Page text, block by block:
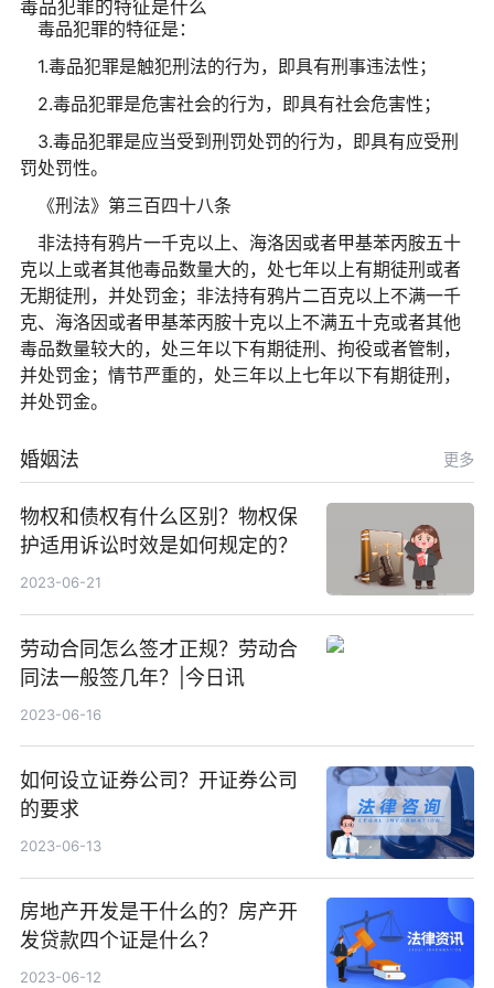
毒品犯罪的特征是什么
毒品犯罪的特征是：
1.毒品犯罪是触犯刑法的行为，即具有刑事违法性；
2.毒品犯罪是危害社会的行为，即具有社会危害性；
3.毒品犯罪是应当受到刑罚处罚的行为，即具有应受刑
罚处罚性。
《刑法》第三百四十八条
非法持有鸦片一千克以上、海洛因或者甲基苯丙胺五十
克以上或者其他毒品数量大的，处七年以上有期徒刑或者
无期徒刑，并处罚金；非法持有鸦片二百克以上不满一千
克、海洛因或者甲基苯丙胺十克以上不满五十克或者其他
毒品数量较大的，处三年以下有期徒刑、拘役或者管制，
并处罚金；情节严重的，处三年以上七年以下有期徒刑，
并处罚金。
婚姻法 更多
物权和债权有什么区别？物权保
护适用诉讼时效是如何规定的？
2023-06-21
劳动合同怎么签才正规？劳动合
同法一般签几年？|今日讯
2023-06-16
如何设立证券公司？开证券公司
的要求
2023-06-13
房地产开发是干什么的？房产开
发贷款四个证是什么？
2023-06-12